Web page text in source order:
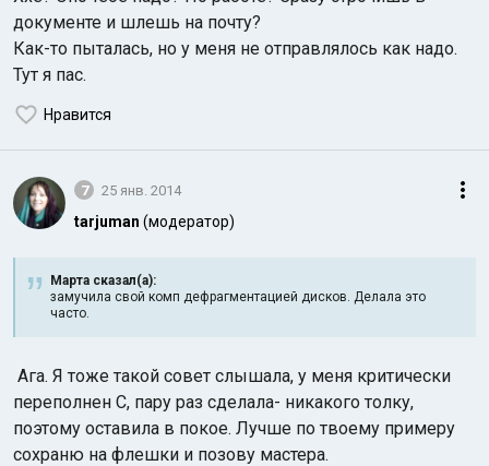
документе и шлешь на почту?
Как-то пыталась, но у меня не отправлялось как надо.
Тут я пас.
Нравится
7 25 янв. 2014
tarjuman (модератор)
Марта сказал(а):
замучила свой комп дефрагментацией дисков. Делала это
часто.
Ага. Я тоже такой совет слышала, у меня критически
переполнен С, пару раз сделала- никакого толку,
поэтому оставила в покое. Лучше по твоему примеру
сохраню на флешки и позову мастера.